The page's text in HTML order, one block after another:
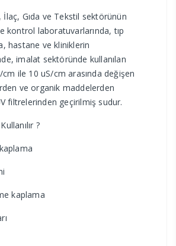
Gıda ve Tekstil sektörünün
kontrol laboratuvarlarında, tıp
hastane ve kliniklerin
imalat sektöründe kullanılan
ile 10 uS/cm arasında değişen
ve organik maddelerden
filtrelerinden geçirilmiş sudur.
?
kaplama